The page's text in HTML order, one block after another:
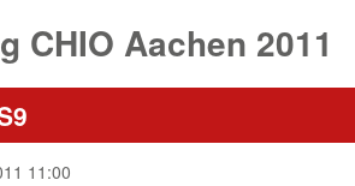
CHIO Aachen 2011
11:00